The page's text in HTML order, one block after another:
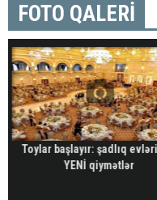
FOTO QALERİ
Toylar başlayır: şadlıq
YENİ qiymətlər